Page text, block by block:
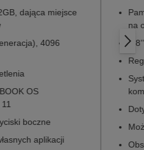
dająca miejsce
4096
OS
boczne
aplikacji
na